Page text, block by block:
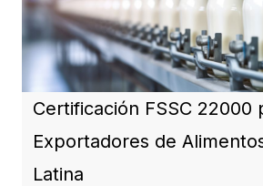
Certificación FSSC 22000
Exportadores de
Latina